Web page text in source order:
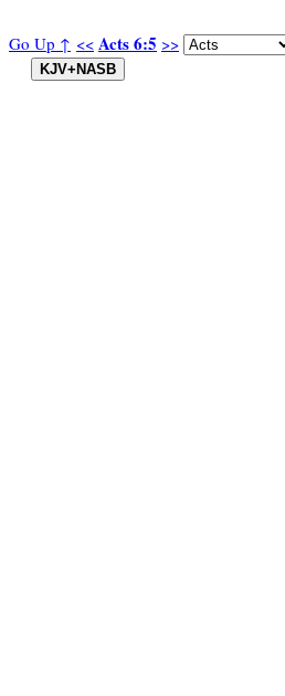
Go Up ↑ << Acts 6:5 >>